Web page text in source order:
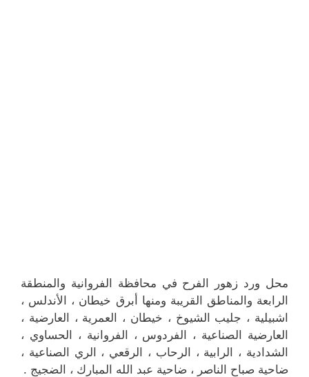
محل ورد زهور الفرح في محافظة الفروانية والمنطقة
الرابعة والمناطق القريبة ومنها أبرق خيطان ، الأندلس ،
اشبيلية ، جليب الشيوخ ، خيطان ، العمرية ، العارضية ،
العارضية الصناعية ، الفردوس ، الفروانية ، الحساوي ،
الشدادية ، الرابية ، الرحاب ، الرقعي ، الري الصناعية ،
ضاحية صباح الناصر ، ضاحية عبد الله المبارك ، الضجيج .